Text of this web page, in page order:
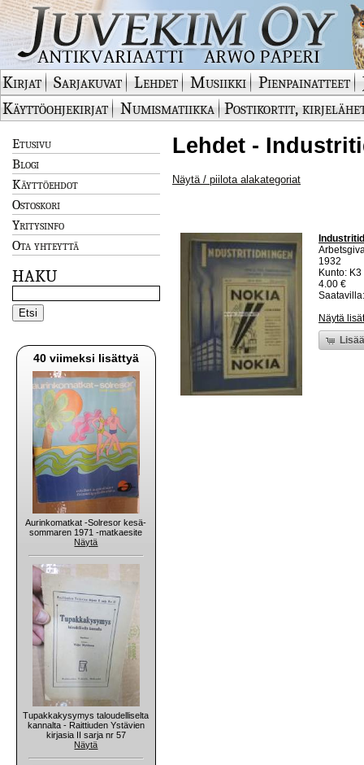
Kirjat Sarjakuvat Lehdet Musiikki Pienpainatteet
Käyttöohjekirjat
Numismatiikka Postikortit,
Etusivu
Blogi
Käyttöehdot
Ostoskori
Yritysinfo
Ota yhteyttä
HAKU
40 viimeksi lisättyä
Aurinkomatkat -Solresor kesä-
sommaren 1971 -matkaesite
Näytä
Tupakkakysymys taloudelliselta
kannalta - Raittiuden Ystävien
kirjasia II sarja nr 57
Näytä
Lehdet -
Näytä / piilota alakategoriat
1932
Kunto:
4.00 €
Näytä